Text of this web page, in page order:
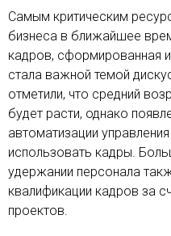
Самым критическим
бизнеса в ближайшее
кадров, сформированная
стала важной темой
отметили, что средний
будет расти, однако
автоматизации
использовать кадры.
удержании персонала
квалификации кадров за
проектов.